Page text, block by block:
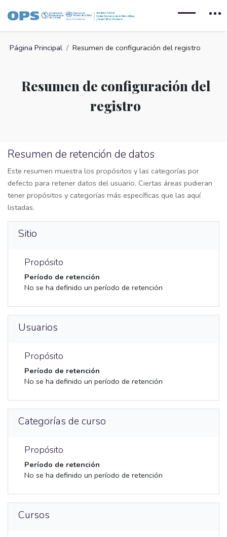
Página Principal Resumen de configuración del registro
Resumen de configuración del
registro
Resumen de retención de datos
Este resumen muestra los propósitos y las categorías por
defecto para retener datos del usuario. Ciertas áreas pudieran
tener propósitos y categorías más específicas que las aquí
listadas.
Sitio
Propósito
Período de retención
No se ha definido un período de retención
Usuarios
Propósito
Período de retención
No se ha definido un período de retención
Categorías de curso
Propósito
Período de retención
No se ha definido un período de retención
Cursos